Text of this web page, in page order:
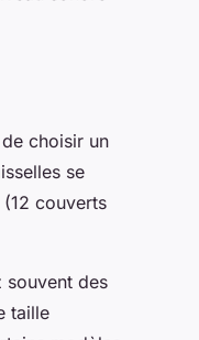
choisir un
se
couverts
souvent des
taille